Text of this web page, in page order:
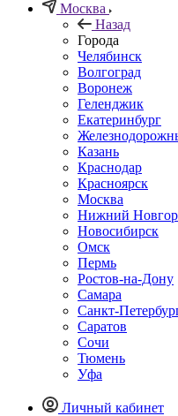
Москва
Назад
Города
Челябинск
Волгоград
Воронеж
Геленджик
Екатеринбург
Казань
Краснодар
Красноярск
Москва
Нижний
Новосибирск
Омск
Пермь
Ростов-на-Дону
Самара
Санкт-
Саратов
Сочи
Тюмень
Уфа
Личный кабинет